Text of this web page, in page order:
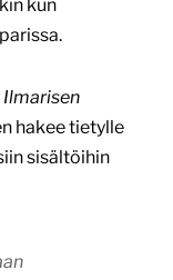
kun
Ilmarisen
hakee tietylle
sisältöihin